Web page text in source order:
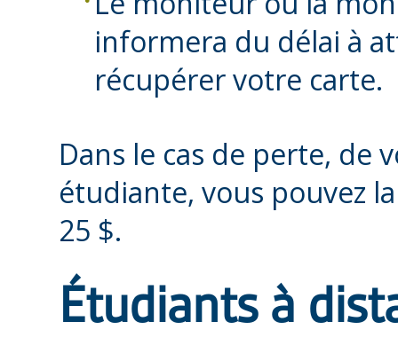
informera du délai à
récupérer votre carte.
Dans le cas de perte, de
étudiante, vous pouvez
25 $.
Étudiants à